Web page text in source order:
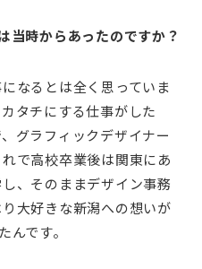
当時からあったのですか？
なるとは全く思っていま
タチにする仕事がした
グラフィックデザイナー
で高校卒業後は関東にあ
、そのままデザイン事務
大好きな新潟への想いが
んです。